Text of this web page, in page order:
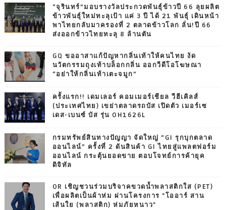
“จุรินทร์”มอบรางวัลประกวดพันธุ์ข้าวปี 66 ลุยผลิต
ข้าวพันธุ์ใหม่ทะลุเป้า แค่ 3 ปี ได้ 21 พันธุ์ เดินหน้า
พาไทยกลับมาครองที่ 2 ตลาดข้าวโลก ลั่น!ปี 66
ส่งออกข้าวไทยทะลุ 8 ล้านตัน
GQ ขออาสาแก้ปัญหากลิ่นเท้าให้คนไทย งัด
นวัตกรรมถุงเท้าบล็อกกลิ่น ออกวีดีโอโฆษณา
“อย่าให้กลิ่นเท้าเตะจมูก”
ครั้งแรก!! เดมเลอร์ คอมเมอร์เชียล วีฮีเคิลส์
(ประเทศไทย) เขย่าตลาดรถบัส เปิดตัว เมอร์เซ
เดส-เบนซ์ บัส รุ่น OH1626L
กรมทรัพย์สินทางปัญญา จัดใหญ่ “GI รุกบุกตลาด
ออนไลน์” ครั้งที่ 2 ดันสินค้า GI ไทยสู่แพลตฟอร์ม
ออนไลน์ กระตุ้นยอดขาย ตอบโจทย์การค้ายุค
ดิจิทัล
OR เชิญชวนร่วมบริจาคขวดน้ำพลาสติกใส (PET)
เพื่อผลิตเป็นผ้าห่ม ผ่านโครงการ "โออาร์ สาน
เส้นใย (พลาสติก) ห่มภัยหนาว"